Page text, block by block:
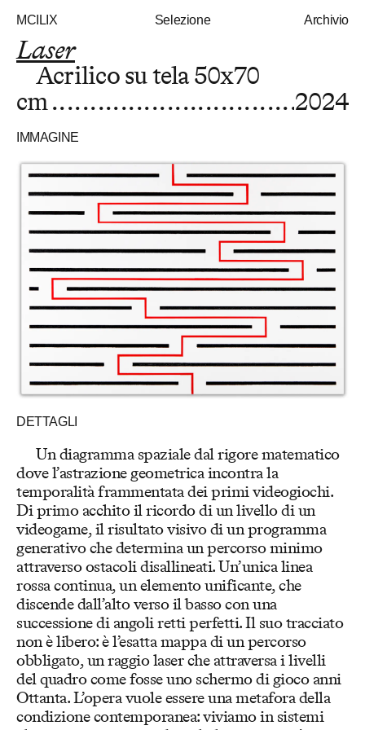
MCILIX Selezione Archivio
Laser
Acrilico su tela50x70
cm
2024
IMMAGINE
DETTAGLI
Un diagramma spaziale dal rigore matematico
dove l’astrazione geometrica incontra la
temporalità frammentata dei primi videogiochi.
Di primo acchito il ricordo di un livello di un
videogame, il risultato visivo di un programma
generativo che determina un percorso minimo
attraverso ostacoli disallineati. Un’unica linea
rossa continua, un elemento unificante, che
discende dall’alto verso il basso con una
successione di angoli retti perfetti. Il suo tracciato
non è libero: è l’esatta mappa di un percorso
obbligato, un raggio laser che attraversa i livelli
del quadro come fosse uno schermo di gioco anni
Ottanta. L’opera vuole essere una metafora della
condizione contemporanea: viviamo in sistemi